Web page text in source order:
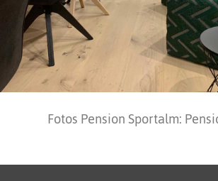
Fotos Pension Sportalm: